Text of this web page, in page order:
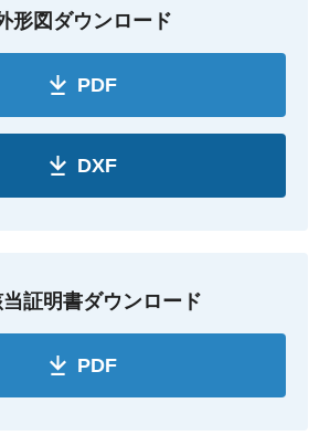
形図ダウンロード
PDF
DXF
証明書ダウンロード
PDF